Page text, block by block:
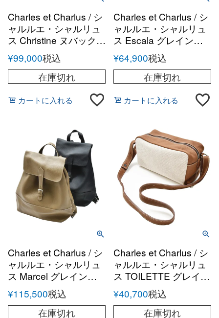
Charles et Charlus / シ
ャルルエ・シャルリュ
ス Christine ヌバック
ショルダーバッグ
¥99,000税込
在庫切れ
カートに入れる
Charles et Charlus / シ
ャルルエ・シャルリュ
ス Escala グレインレ
ザー ドローストリング
バッグ
¥64,900税込
在庫切れ
カートに入れる
Charles et Charlus / シ
ャルルエ・シャルリュ
ス Marcel グレインレ
ザー バッグパック
¥115,500税込
在庫切れ
Charles et Charlus / シ
ャルルエ・シャルリュ
ス TOILETTE グレイン
レザー キャンバスコン
ビ ショルダーポーチ
¥40,700税込
在庫切れ